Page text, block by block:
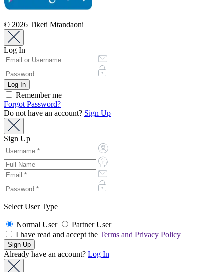
© 2026 Tiketi Mtandaoni
Log In
Remember me
Forgot Password?
Do not have an account? Sign Up
Sign Up
Select User Type
Normal User
Partner User
I have read and accept the Terms and Privacy Policy
Already have an account? Log In